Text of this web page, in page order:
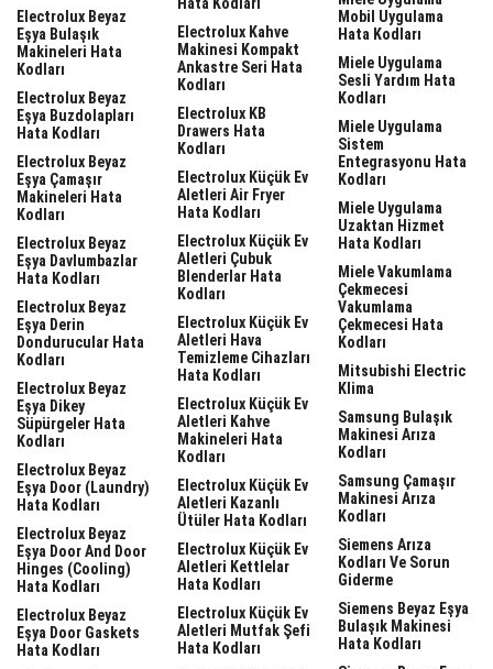
Electrolux Beyaz
Eşya Bulaşık
Makineleri Hata
Kodları
Electrolux Beyaz
Eşya Buzdolapları
Hata Kodları
Electrolux Beyaz
Eşya Çamaşır
Makineleri Hata
Kodları
Electrolux Beyaz
Eşya Davlumbazlar
Hata Kodları
Electrolux Beyaz
Eşya Derin
Dondurucular Hata
Kodları
Electrolux Beyaz
Eşya Dikey
Süpürgeler Hata
Kodları
Electrolux Beyaz
Eşya Door (laundry)
Hata Kodları
Electrolux Beyaz
Eşya Door And Door
Hinges (cooling)
Hata Kodları
Electrolux Beyaz
Eşya Door Gaskets
Hata Kodları
Electrolux Kahve
Makinesi Kompakt
Ankastre Seri Hata
Kodları
Electrolux KB
Drawers Hata
Kodları
Electrolux Küçük Ev
Aletleri Air Fryer
Hata Kodları
Electrolux Küçük Ev
Aletleri Çubuk
Blenderlar Hata
Kodları
Electrolux Küçük Ev
Aletleri Hava
Temizleme Cihazları
Hata Kodları
Electrolux Küçük Ev
Aletleri Kahve
Makineleri Hata
Kodları
Electrolux Küçük Ev
Aletleri Kazanlı
Ütüler Hata Kodları
Electrolux Küçük Ev
Aletleri Kettlelar
Hata Kodları
Electrolux Küçük Ev
Aletleri Mutfak Şefi
Hata Kodları
Mobil Uygulama
Hata Kodları
Miele Uygulama
Sesli Yardım Hata
Kodları
Miele Uygulama
Sistem
Entegrasyonu Hata
Kodları
Miele Uygulama
Uzaktan Hizmet
Hata Kodları
Miele Vakumlama
Çekmecesi
Vakumlama
Çekmecesi Hata
Kodları
Mitsubishi Electric
Klima
Samsung Bulaşık
Makinesi Arıza
Kodları
Samsung Çamaşır
Makinesi Arıza
Kodları
Siemens Arıza
Kodları Ve Sorun
Giderme
Siemens Beyaz Eşya
Bulaşık Makinesi
Hata Kodları